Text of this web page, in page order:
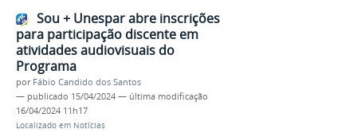
Sou + Unespar abre inscrições
para participação discente em
atividades audiovisuais do
Programa
por Fábio Candido dos Santos
— publicado 15/04/2024 — última modificação
16/04/2024 11h17
Localizado em Notícias